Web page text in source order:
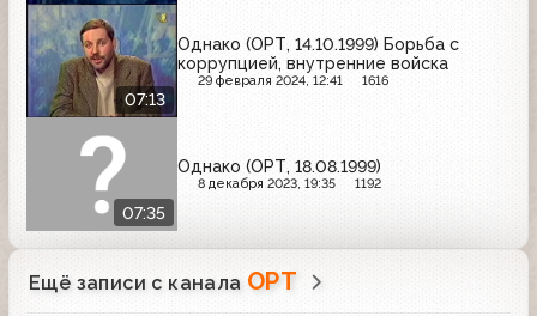
07:13
Однако (ОРТ, 14.10.1999) Борьба с
коррупцией, внутренние войска
29 февраля 2024, 12:41 1616
07:35
Однако (ОРТ, 18.08.1999)
8 декабря 2023, 19:35 1192
Ещё записи с канала ОРТ